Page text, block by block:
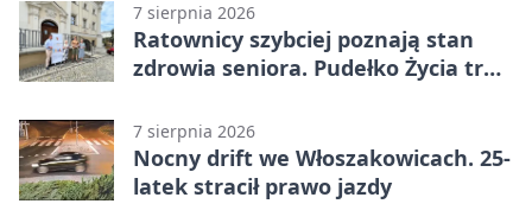
7 sierpnia 2026
Ratownicy szybciej poznają stan
zdrowia seniora. Pudełko Życia trafi
7 sierpnia 2026
Nocny drift we Włoszakowicach. 25-
latek stracił prawo jazdy